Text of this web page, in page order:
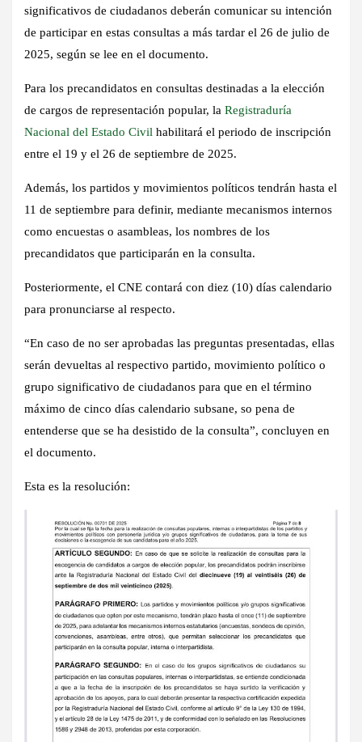
significativos de ciudadanos deberán comunicar su intención
de participar en estas consultas a más tardar el 26 de julio de
2025, según se lee en el documento.
Para los precandidatos en consultas destinadas a la elección
de cargos de representación popular, la Registraduría
Nacional del Estado Civil habilitará el periodo de inscripción
entre el 19 y el 26 de septiembre de 2025.
Además, los partidos y movimientos políticos tendrán hasta el
11 de septiembre para definir, mediante mecanismos internos
como encuestas o asambleas, los nombres de los
precandidatos que participarán en la consulta.
Posteriormente, el CNE contará con diez (10) días calendario
para pronunciarse al respecto.
“En caso de no ser aprobadas las preguntas presentadas, ellas
serán devueltas al respectivo partido, movimiento político o
grupo significativo de ciudadanos para que en el término
máximo de cinco días calendario subsane, so pena de
entenderse que se ha desistido de la consulta”, concluyen en
el documento.
Esta es la resolución: